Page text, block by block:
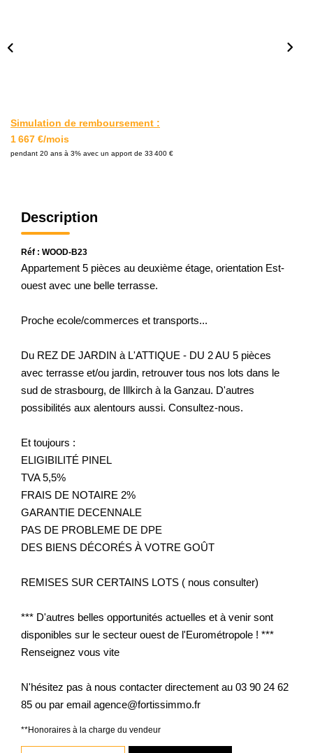
Simulation de remboursement :
1 667 €/mois
pendant 20 ans à 3% avec un apport de 33 400 €
Description
Réf : WOOD-B23
Appartement 5 pièces au deuxième étage, orientation Est-
ouest avec une belle terrasse.
Proche ecole/commerces et transports...
Du REZ DE JARDIN à L'ATTIQUE - DU 2 AU 5 pièces
avec terrasse et/ou jardin, retrouver tous nos lots dans le
sud de strasbourg, de Illkirch à la Ganzau. D'autres
possibilités aux alentours aussi. Consultez-nous.
Et toujours :
ELIGIBILITÉ PINEL
TVA 5,5%
FRAIS DE NOTAIRE 2%
GARANTIE DECENNALE
PAS DE PROBLEME DE DPE
DES BIENS DÉCORÉS À VOTRE GOÛT
REMISES SUR CERTAINS LOTS ( nous consulter)
*** D'autres belles opportunités actuelles et à venir sont
disponibles sur le secteur ouest de l'Eurométropole ! ***
Renseignez vous vite
N'hésitez pas à nous contacter directement au 03 90 24 62
85 ou par email agence@fortissimmo.fr
**Honoraires à la charge du vendeur